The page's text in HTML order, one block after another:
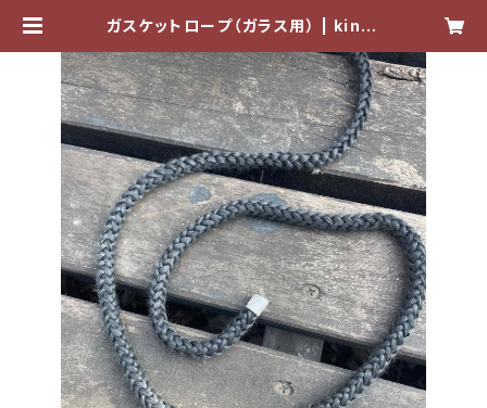
ガスケットロープ（ガラス用） | kinto